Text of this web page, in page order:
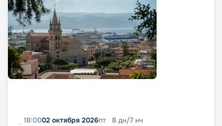
18:0002 октября 2026пт 8 дн/7 нч